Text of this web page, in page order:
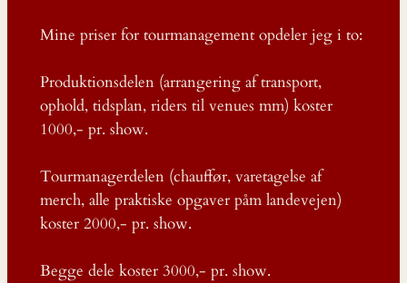
Mine priser for tourmanagement opdeler jeg i to:
Produktionsdelen (arrangering af transport,
ophold, tidsplan, riders til venues mm) koster
1000,- pr. show.
Tourmanagerdelen (chauffør, varetagelse af
merch, alle praktiske opgaver påm landevejen)
koster 2000,- pr. show.
Begge dele koster 3000,- pr. show.